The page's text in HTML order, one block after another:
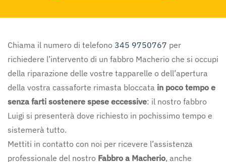
Chiama il numero di telefono 345 9750767 per
richiedere l’intervento di un fabbro Macherio che si occupi
della riparazione delle vostre tapparelle o dell’apertura
della vostra cassaforte rimasta bloccata in poco tempo e
senza farti sostenere spese eccessive: il nostro fabbro
Luigi si presenterà dove richiesto in pochissimo tempo e
sistemerà tutto.
Mettiti in contatto con noi per ricevere l’assistenza
professionale del nostro Fabbro a Macherio, anche